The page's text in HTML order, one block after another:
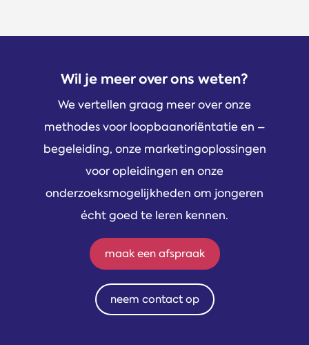
Wil je meer over ons weten?
We vertellen graag meer over onze
methodes voor loopbaanoriëntatie en –
begeleiding, onze marketingoplossingen
voor opleidingen en onze
onderzoeksmogelijkheden om jongeren
écht goed te leren kennen.
maak een afspraak
neem contact op